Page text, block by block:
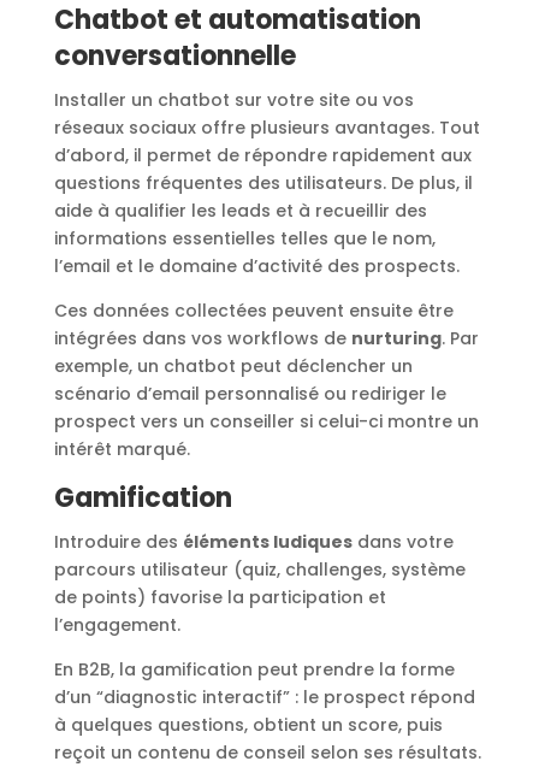
Chatbot et automatisation
conversationnelle
Installer un chatbot sur votre site ou vos
réseaux sociaux offre plusieurs avantages. Tout
d’abord, il permet de répondre rapidement aux
questions fréquentes des utilisateurs. De plus, il
aide à qualifier les leads et à recueillir des
informations essentielles telles que le nom,
l’email et le domaine d’activité des prospects.
Ces données collectées peuvent ensuite être
intégrées dans vos workflows de nurturing. Par
exemple, un chatbot peut déclencher un
scénario d’email personnalisé ou rediriger le
prospect vers un conseiller si celui-ci montre un
intérêt marqué.
Gamification
Introduire des éléments ludiquesdans votre
parcours utilisateur (quiz, challenges, système
de points) favorise la participation et
l’engagement.
En B2B, la gamification peut prendre la forme
d’un “diagnostic interactif” : le prospect répond
à quelques questions, obtient un score, puis
reçoit un contenu de conseil selon ses résultats.